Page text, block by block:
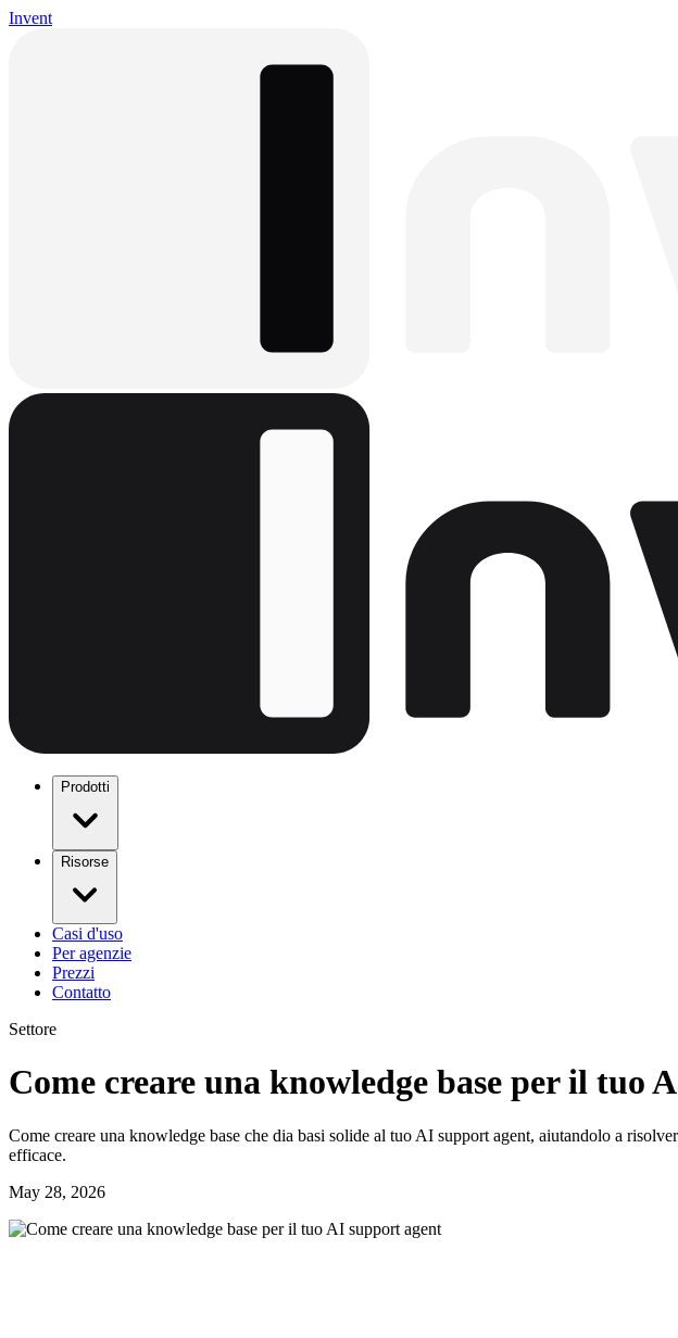
Invent
Prodotti
Risorse
Casi d'uso
Per agenzie
Prezzi
Contatto
Settore
Come creare una knowledge base per il tuo
Come creare una knowledge base che dia basi solide al tuo AI support agent, aiutandolo a
efficace.
May 28, 2026